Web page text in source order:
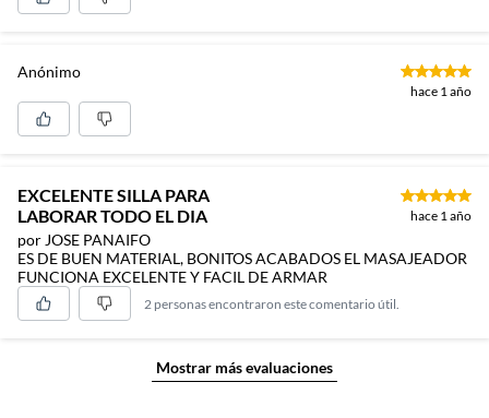
Anónimo
hace 1 año
EXCELENTE SILLA PARA
LABORAR TODO EL DIA
por JOSE PANAIFO
hace 1 año
ES DE BUEN MATERIAL, BONITOS ACABADOS EL MASAJEADOR
FUNCIONA EXCELENTE Y FACIL DE ARMAR
2 personas encontraron este comentario útil.
Mostrar más evaluaciones